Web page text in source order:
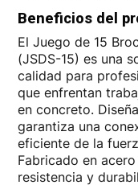
Beneficios del
El Juego de 15
(JSDS-15) es una
calidad para
que enfrentan
en concreto.
garantiza una
eficiente de la
Fabricado en
resistencia y